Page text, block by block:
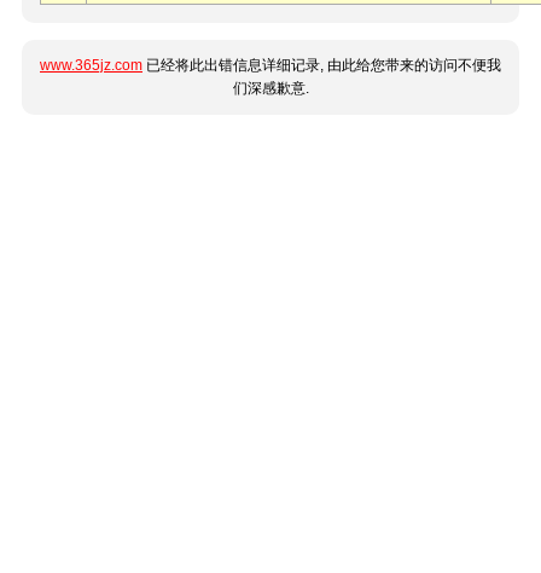
www.365jz.com 已经将此出错信息详细记录, 由此给您带来的访问不便我
们深感歉意.